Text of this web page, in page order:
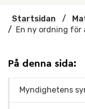
Startsidan /
/ En ny ordning för
På denna sida:
Myndighetens